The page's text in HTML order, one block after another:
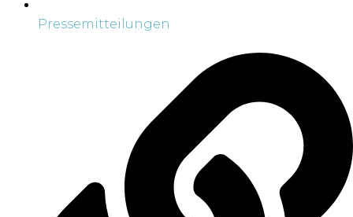
Pressemitteilungen